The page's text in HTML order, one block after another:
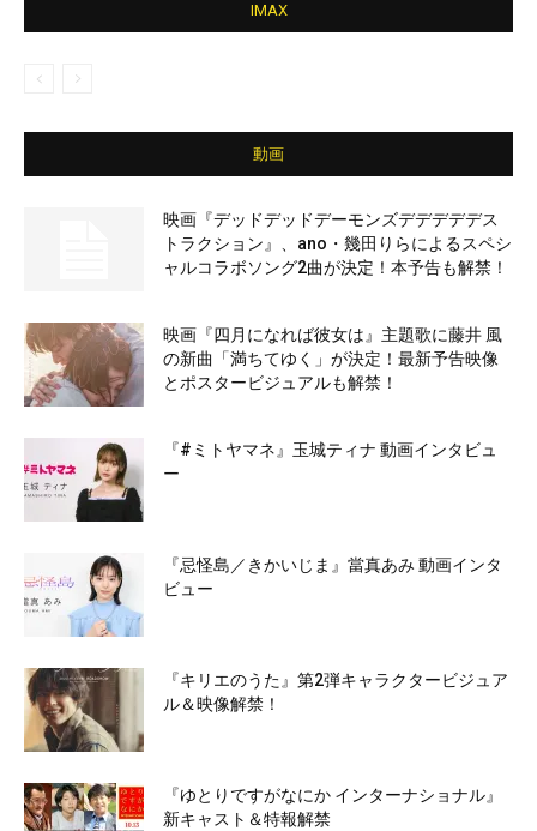
IMAX
動画
映画『デッドデッドデーモンズデデデデデス
トラクション』、ano・幾田りらによるスペシ
ャルコラボソング2曲が決定！本予告も解禁！
映画『四月になれば彼女は』主題歌に藤井 風
の新曲「満ちてゆく」が決定！最新予告映像
とポスタービジュアルも解禁！
『#ミトヤマネ』玉城ティナ 動画インタビュ
ー
『忌怪島／きかいじま』當真あみ 動画インタ
ビュー
『キリエのうた』第2弾キャラクタービジュア
ル＆映像解禁！
『ゆとりですがなにか インターナショナル』
新キャスト＆特報解禁